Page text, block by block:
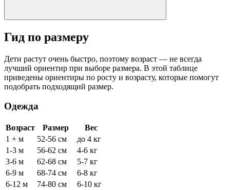
Гид по размеру
Дети растут очень быстро, поэтому возраст — не всегда
лучший ориентир при выборе размера. В этой таблице
приведены ориентиры по росту и возрасту, которые помогут
подобрать подходящий размер.
Одежда
Возраст Размер
Вес
1 + м
52-56 см
до 4 кг
1-3 м
56-62 см
4-6 кг
3-6 м
62-68 см
5-7 кг
6-9 м
68-74 см
6-8 кг
6-12 м
74-80 см
6-10 кг